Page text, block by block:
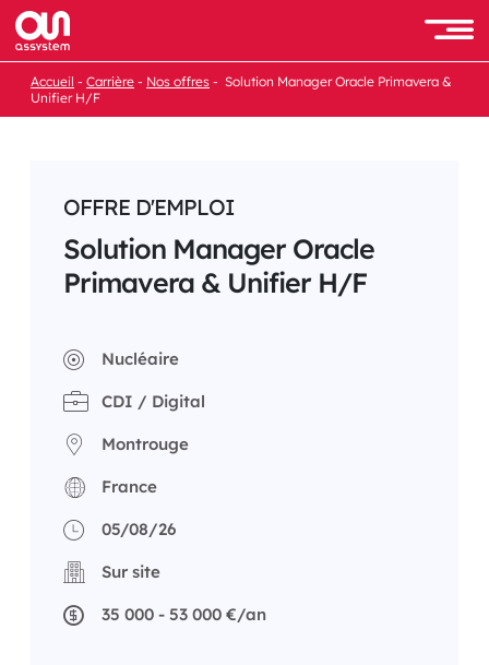
Passer
au
contenu
Accueil Carrière Nos offres
Solution Manager Oracle Primavera &
Unifier H/F
OFFRE D'EMPLOI
Solution Manager Oracle
Primavera & Unifier H/F
Nucléaire
CDI / Digital
Montrouge
France
05/08/26
Sur site
35 000 - 53 000 €/an